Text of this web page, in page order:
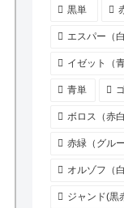
黒単
エスパー（
イゼット（青
青単
ボロス（赤白
赤緑（グルー
オルゾフ（白
ジャンド(黒